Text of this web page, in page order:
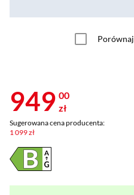
Porównaj
949 00
zł
Sugerowana cena producenta:
1 099 zł